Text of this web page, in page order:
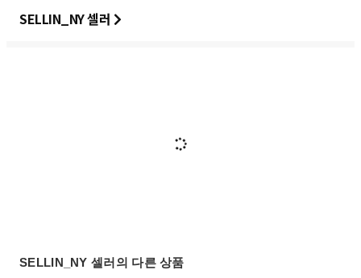
SELLIN_NY 셀러
SELLIN_NY 셀러의 다른 상품